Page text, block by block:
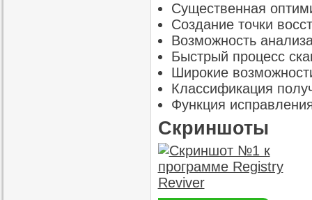
Существенная
Создание точки
Возможность
Быстрый процесс
Широкие
Классификация
Функция
Скриншоты